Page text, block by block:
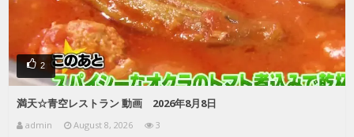
2
満天☆青空レストラン 動画 2026年8月8日
admin August 8, 2026 3